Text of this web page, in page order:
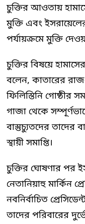
চুক্তির আওতায়
মুক্তি এবং
পর্যায়ক্রমে মুক্তি
চুক্তির বিষয়ে
বলেন, কাতারের
ফিলিস্তিনি গোষ্ঠীর
গাজা থেকে
বাস্তুচ্যুতদের তাদের
স্থায়ী সমাপ্তি।
চুক্তির ঘোষণার পর
নেতানিয়াহু মার্কিন
নবনির্বাচিত
তাদের পরিবারের